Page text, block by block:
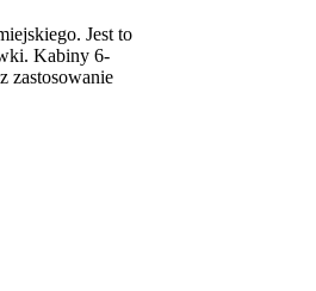
Jest to
Kabiny 6-
zastosowanie